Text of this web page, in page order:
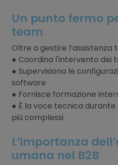
Un punto fermo
team
Oltre a gestire l’assistenza
● Coordina l'intervento dei
● Supervisiona le
software
● Fornisce formazione
● È la voce tecnica
più complessi
L’importanza
umana nel B2B